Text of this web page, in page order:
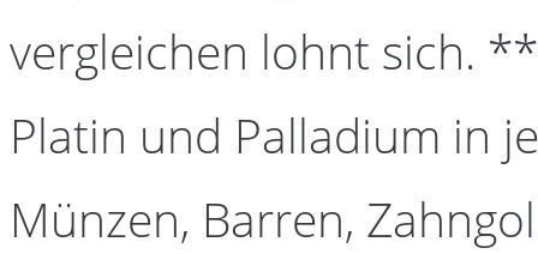
vergleichen lohnt sich.
Platin und Palladium in
Münzen, Barren,